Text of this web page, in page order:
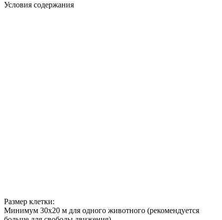
Условия содержания
Размер клетки:
Минимум 30х20 м для одного животного (рекомендуется